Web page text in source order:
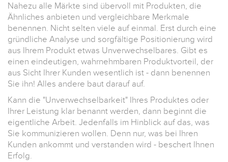
Nahezu alle Märkte sind übervoll mit Produkten, die
Ähnliches anbieten und vergleichbare Merkmale
benennen. Nicht selten viele auf einmal. Erst durch eine
gründliche Analyse und sorgfältige Positionierung wird
aus Ihrem Produkt etwas Unverwechselbares. Gibt es
einen eindeutigen, wahrnehmbaren Produktvorteil, der
aus Sicht Ihrer Kunden wesentlich ist - dann benennen
Sie ihn! Alles andere baut darauf auf.
Kann die "Unverwechselbarkeit" Ihres Produktes oder
Ihrer Leistung klar benannt werden, dann beginnt die
eigentliche Arbeit. Jedenfalls im Hinblick auf das, was
Sie kommunizieren wollen. Denn nur, was bei Ihren
Kunden ankommt und verstanden wird - beschert Ihnen
Erfolg.